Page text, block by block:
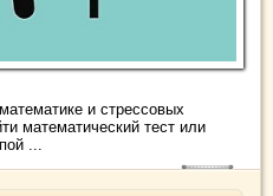
и стрессовых
математический тест или
...